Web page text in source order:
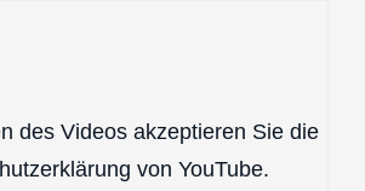
des Videos akzeptieren Sie die
von YouTube.